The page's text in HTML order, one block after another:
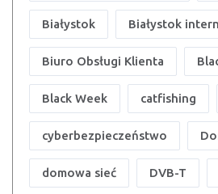
Białystok Białystok
Biuro Obsługi Klienta
Black Week catfishing
cyberbezpieczeństwo
domowa sieć DVB-T